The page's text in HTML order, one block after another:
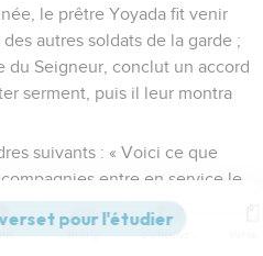
le prêtre Yoyada fit venir
autres soldats de la garde ;
du Seigneur, conclut un accord
serment, puis il leur montra
suivants : « Voici ce que
entre en service le
la première section est
Commentaires Strong